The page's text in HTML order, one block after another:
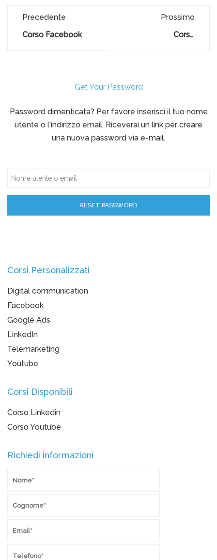
Precedente
Corso Facebook
Prossimo
Corso
Get Your Password
Password dimenticata? Per favore inserisci il tuo nome
utente o l'indirizzo email. Riceverai un link per creare
una nuova password via e-mail.
Corsi Personalizzati
Digital communication
Facebook
Google Ads
LinkedIn
Telemarketing
Youtube
Corsi Disponibili
Corso Linkedin
Corso Youtube
Richiedi informazioni